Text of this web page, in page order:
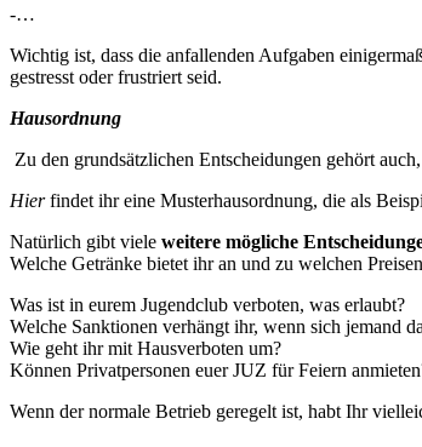
-…
Wichtig ist, dass die anfallenden Aufgaben
gestresst oder frustriert seid.
Hausordnung
Zu den grundsätzlichen Entscheidungen gehört
Hierfindet ihr eine Musterhausordnung, die als
Natürlich gibt viele weitere mögliche
Welche Getränke bietet ihr an und zu welchen
Was ist in eurem Jugendclub verboten, was erlaubt?
Welche Sanktionen verhängt ihr, wenn sich jemand
Wie geht ihr mit Hausverboten um?
Können Privatpersonen euer JUZ für Feiern
Wenn der normale Betrieb geregelt ist, habt Ihr